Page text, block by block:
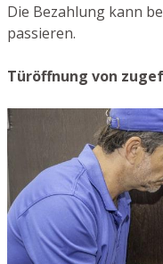
Die Bezahlung kann
passieren.
Türöffnung von